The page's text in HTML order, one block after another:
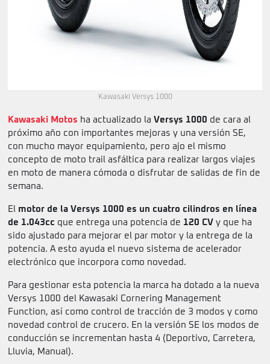
Kawasaki Versys 1000
Kawasaki Motos ha actualizado la Versys 1000 de cara al
próximo año con importantes mejoras y una versión SE,
con mucho mayor equipamiento, pero ajo el mismo
concepto de moto trail asfáltica para realizar largos viajes
en moto de manera cómoda o disfrutar de salidas de fin de
semana.
El motor de la Versys 1000 es un cuatro cilindros en línea
de 1.043cc que entrega una potencia de 120 CV y que ha
sido ajustado para mejorar el par motor y la entrega de la
potencia. A esto ayuda el nuevo sistema de acelerador
electrónico que incorpora como novedad.
Para gestionar esta potencia la marca ha dotado a la nueva
Versys 1000 del Kawasaki Cornering Management
Function, así como control de tracción de 3 modos y como
novedad control de crucero. En la versión SE los modos de
conducción se incrementan hasta 4 (Deportivo, Carretera,
Lluvia, Manual).